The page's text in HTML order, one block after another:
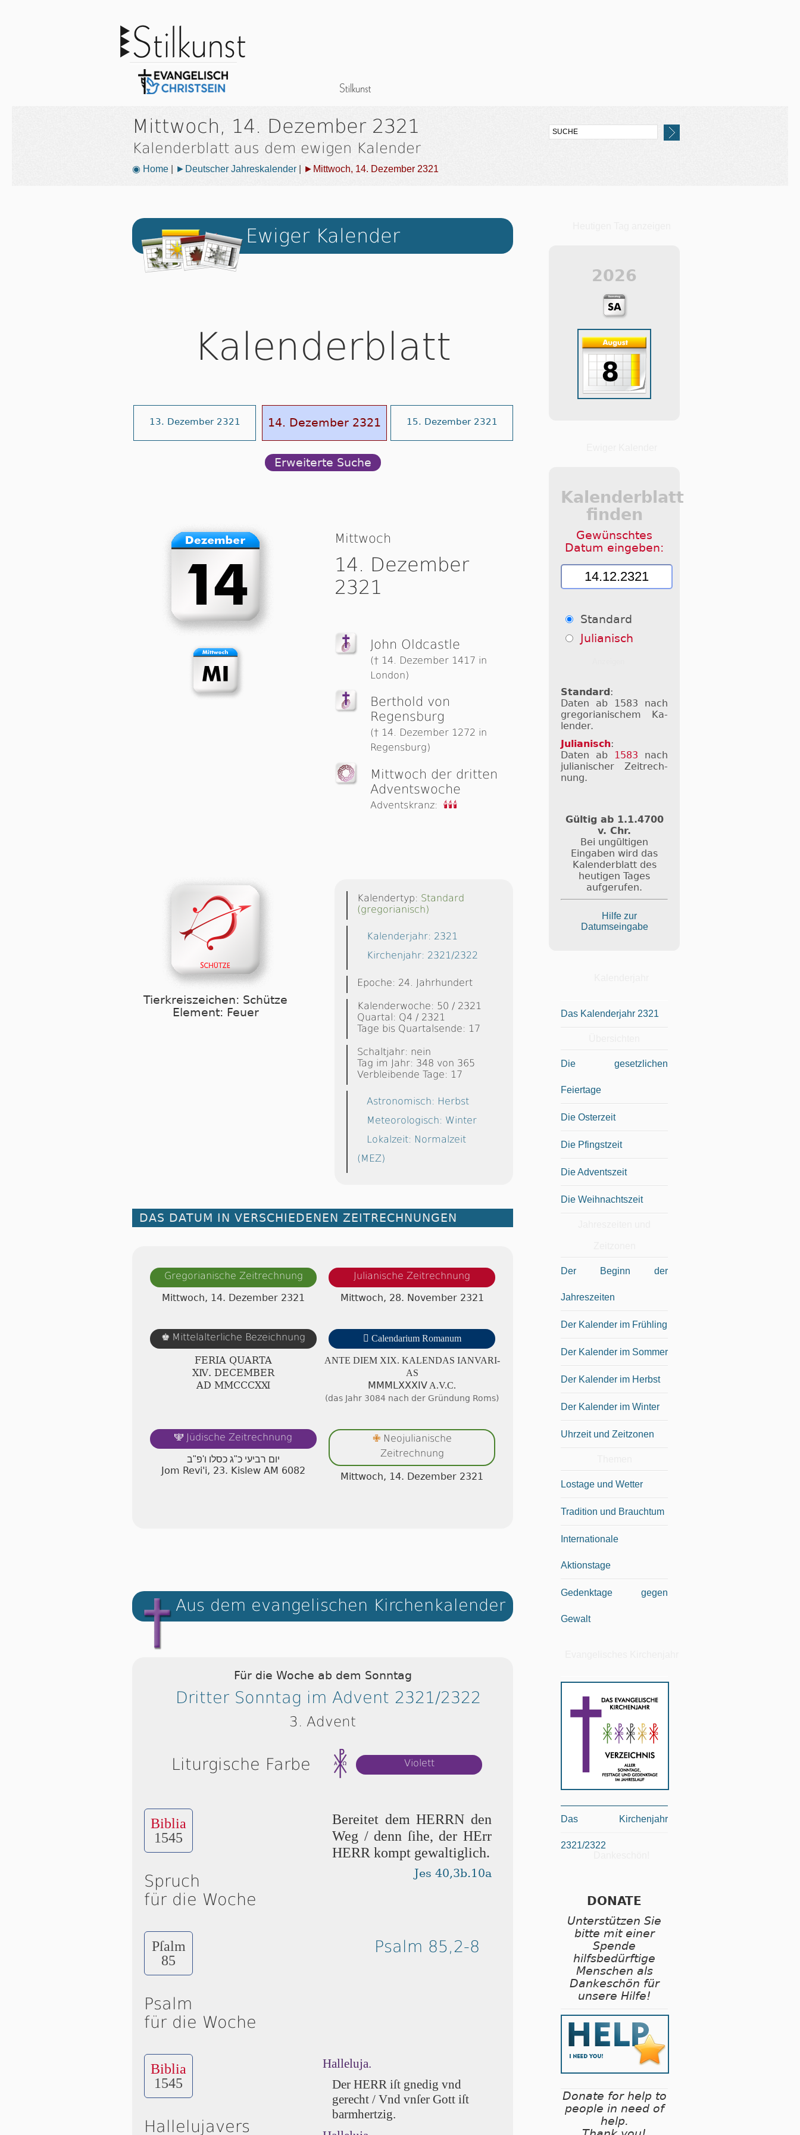
Mittwoch, 14. Dezember 2321
Kalenderblatt aus dem ewigen Kalender
◉ Home ►Deutscher Jahreskalender ►Mittwoch, 14. Dezember 2321
Ewiger Kalender
Kalenderblatt
13. Dezember 2321 14. Dezember 2321 15. Dezember 2321
Erweiterte Suche
Mittwoch
14. Dezember
2321
John Oldcastle
(† 14. Dezember 1417 in
London)
Berthold von
Regensburg
(† 14. Dezember 1272 in
Regensburg)
Mittwoch der dritten
Advents­woche
Adventskranz: 🕯🕯🕯
Tierkreiszeichen: Schütze
Element: Feuer
Kalendertyp: Standard
(gregorianisch)
Kalenderjahr: 2321
Kirchenjahr: 2321/2322
Epoche: 24. Jahrhundert
Kalenderwoche: 50 / 2321
Quartal: Q4 / 2321
Tage bis Quartalsende: 17
Schaltjahr: nein
Tag im Jahr: 348 von 365
Verbleibende Tage: 17
Astronomisch: Herbst
Meteorologisch: Winter
Lokalzeit: Normalzeit
(MEZ)
DAS DATUM IN VERSCHIEDENEN ZEITRECHNUNGEN
Gregorianische Zeitrechnung
Mittwoch, 14. Dezember 2321
Julianische Zeitrechnung
Mittwoch, 28. November 2321
♚ Mittelalterliche Bezeichnung
FERIA QUARTA
ⅩⅣ. DECEMBER
AD ⅯⅯⅭⅭⅭⅩⅪ
 Calendarium Romanum
ANTE DIEM XIX. KA­LEN­DAS IA­NV­A­RI­
AS
ⅯⅯⅯⅬⅩⅩⅩⅠⅤ A.V.C.
(das Jahr 3084 nach der Gründung Roms)
🕎 Jüdische Zeitrechnung
יום רביעי כ"ג כסלו ו'פ"ב
Jom Revi'i, 23. Kislew AM 6082
✙Neojulianische
Zeitrechnung
Mittwoch, 14. Dezember 2321
Aus dem evangelischen Kirchenkalender
Für die Woche ab dem Sonntag
Dritter Sonntag im Advent 2321/2322
3. Advent
Liturgische Farbe Violett
Biblia
1545
Spruch
für die Woche
Bereitet dem HERRN den
Weg / denn ſi­he, der HErr
HERR kompt gewaltiglich.
Jes 40,3b.10a
Pſalm
85
Psalm
für die Woche
Psalm 85,2-8
Biblia
1545
Hallelujavers
Halleluja.
Der HERR iſt gnedig vnd
gerecht / Vnd vn­ſer Gott iſt
barmhertzig.
2026
Kalenderblatt
finden
Gewünschtes
Datum eingeben:
Standard
Julianisch
Standard :
Daten ab 1583 nach
gre­go­ri­a­ni­schem Ka­
len­der.
Julianisch:
Daten ab 1583 nach
ju­li­a­ni­scher Zeit­rech­
nung.
Gültig ab 1.1.4700
v. Chr.
Bei ungültigen
Eingaben wird das
Kalenderblatt des
heutigen Tages
aufgerufen.
Hilfe zur
Datumseingabe
Das Kalenderjahr 2321
Die gesetzlichen
Feiertage
Die Osterzeit
Die Pfingstzeit
Die Adventszeit
Die Weihnachtszeit
Der Beginn der
Jahreszeiten
Der Kalender im Frühling
Der Kalender im Sommer
Der Kalender im Herbst
Der Kalender im Winter
Uhrzeit und Zeitzonen
Lostage und Wetter
Tradition und Brauchtum
Internationale
Aktionstage
Gedenktage gegen
Gewalt
Das Kirchenjahr
2321/2322
DONATE
Unterstützen Sie
bitte mit einer
Spende
hilfsbedürftige
Menschen als
Dankeschön für
unsere Hilfe!
Donate for help to
people in need of
help.